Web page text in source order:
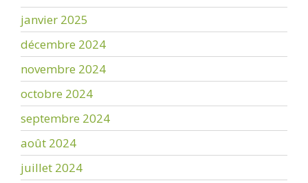
janvier 2025
décembre 2024
novembre 2024
octobre 2024
septembre 2024
août 2024
juillet 2024